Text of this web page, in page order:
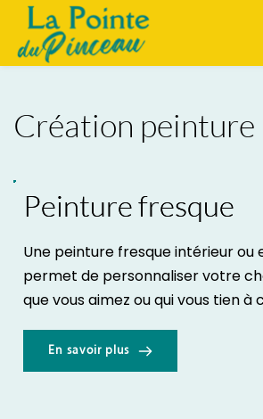
Création peinture
Peinture fresque
Une peinture fresque intérieur ou
permet de personnaliser votre
que vous aimez ou qui vous tien à
En savoir plus